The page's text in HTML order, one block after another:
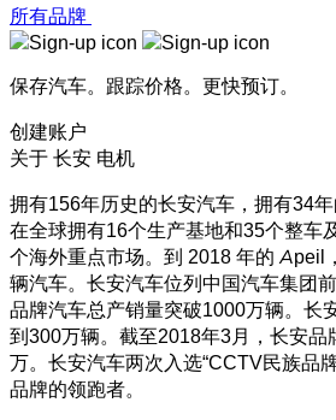
所有品牌
保存汽车。跟踪价格。更快预订。
创建账户
关于 长安 电机
拥有156年历史的长安汽车，拥有34
在全球拥有16个生产基地和35个整车
个海外重点市场。到 2018 年的 Apeil
辆汽车。长安汽车位列中国汽车集团
品牌汽车总产销量突破1000万辆。长
到300万辆。截至2018年3月，长安
万。长安汽车两次入选“CCTV民族品
品牌的领跑者。